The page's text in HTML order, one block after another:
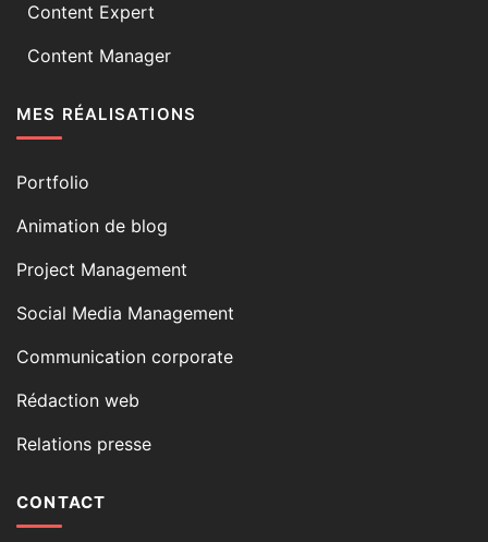
Content Expert
Content Manager
MES RÉALISATIONS
Portfolio
Animation de blog
Project Management
Social Media Management
Communication corporate
Rédaction web
Relations presse
CONTACT